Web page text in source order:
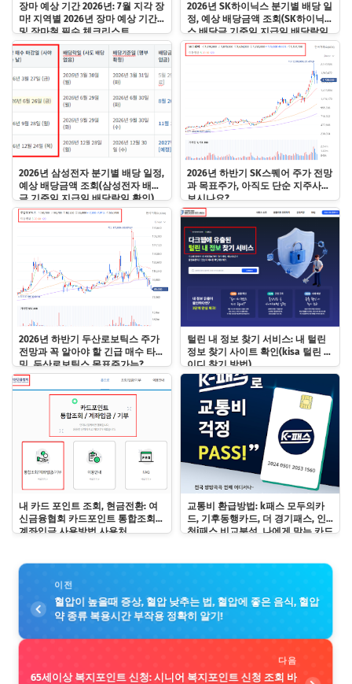
장마 예상 기간 2026년: 7월 지각 장
마! 지역별 2026년 장마 예상 기간
및 장마철 필수 체크리스트
2026년 SK하이닉스 분기별 배당 일
정, 예상 배당금액 조회(SK하이닉
스 배당금 기준일 지급일 배당락일
확인)
2026년 삼성전자 분기별 배당 일정,
예상 배당금액 조회(삼성전자 배당
금 기준일 지급일 배당락일 확인)
2026년 하반기 SK스퀘어 주가 전망
과 목표주가, 아직도 단순 지주사로
보시나요?
2026년 하반기 두산로보틱스 주가
전망과 꼭 알아야 할 긴급 매수 타이
밍, 두산로보틱스 목표주가는?
털린 내 정보 찾기 서비스: 내 털린
정보 찾기 사이트 확인(kisa 털린 아
이디 찾기 방법)
내 카드 포인트 조회, 현금전환: 여
신금융협회 카드포인트 통합조회
계좌입금 사용방법 사용처
교통비 환급방법: k패스 모두의카
드, 기후동행카드, 더 경기패스, 인
천i패스 비교분석, 나에게 맞는 카드
이전
혈압이 높을때 증상, 혈압 낮추는 법, 혈압에 좋은 음식, 혈압
약 종류 복용시간 부작용 정확히 알기!
다음
65세이상 복지포인트 신청: 시니어 복지포인트 신청 조회 바